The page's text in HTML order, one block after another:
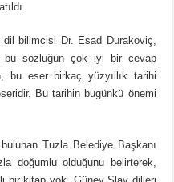
dil bilimcisi Dr. Esad Durakoviç,
bu sözlüğün çok iyi bir cevap
bu eser birkaç yüzyıllık tarihi
Bu tarihin bugünkü önemi
Tuzla Belediye Başkanı
doğumlu olduğunu belirterek,